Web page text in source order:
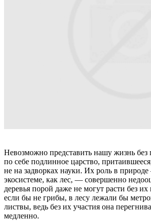
Невозможно представить нашу жизнь
по себе подлинное царство,
не на задворках науки. Их роль в
экосистеме, как лес, — совершенно
деревья порой даже не могут расти без
если бы не грибы, в лесу лежали бы
листвы, ведь без их участия она
медленно.